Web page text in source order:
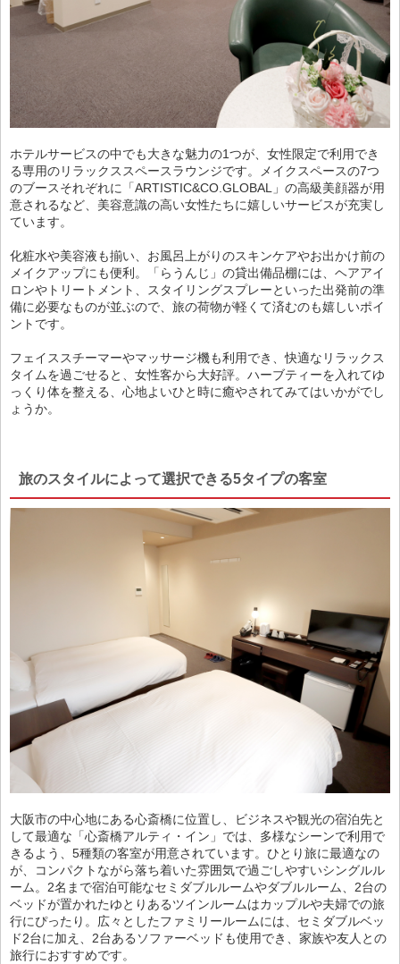
ホテルサービスの中でも大きな魅力の1つが、女性限定で利用でき
る専用のリラックススペースラウンジです。メイクスペースの7つ
のブースそれぞれに「ARTISTIC&CO.GLOBAL」の高級美顔器が用
意されるなど、美容意識の高い女性たちに嬉しいサービスが充実し
ています。
化粧水や美容液も揃い、お風呂上がりのスキンケアやお出かけ前の
メイクアップにも便利。「らうんじ」の貸出備品棚には、ヘアアイ
ロンやトリートメント、スタイリングスプレーといった出発前の準
備に必要なものが並ぶので、旅の荷物が軽くて済むのも嬉しいポイ
ントです。
フェイススチーマーやマッサージ機も利用でき、快適なリラックス
タイムを過ごせると、女性客から大好評。ハーブティーを入れてゆ
っくり体を整える、心地よいひと時に癒やされてみてはいかがでし
ょうか。
旅のスタイルによって選択できる5タイプの客室
大阪市の中心地にある心斎橋に位置し、ビジネスや観光の宿泊先と
して最適な「心斎橋アルティ・イン」では、多様なシーンで利用で
きるよう、5種類の客室が用意されています。ひとり旅に最適なの
が、コンパクトながら落ち着いた雰囲気で過ごしやすいシングルル
ーム。2名まで宿泊可能なセミダブルルームやダブルルーム、2台の
ベッドが置かれたゆとりあるツインルームはカップルや夫婦での旅
行にぴったり。広々としたファミリールームには、セミダブルベッ
ド2台に加え、2台あるソファーベッドも使用でき、家族や友人との
旅行におすすめです。